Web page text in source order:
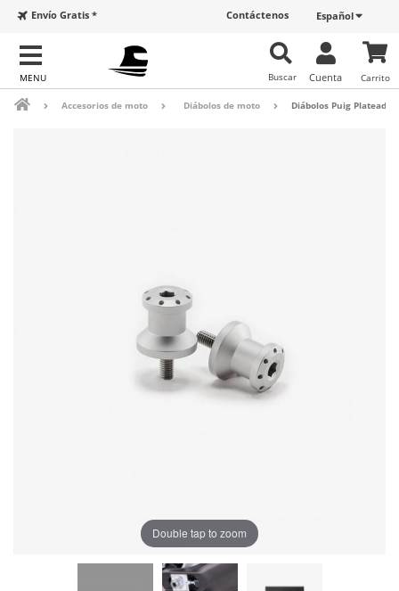
Español
Contáctenos
Envío Gratis *
Carrito
Cuenta
Buscar
Accesorios de moto Diábolos de moto Diábolos Puig
Double tap to zoom